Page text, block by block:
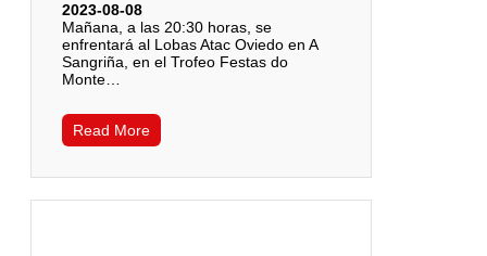
2023-08-08
Mañana, a las 20:30 horas, se
enfrentará al Lobas Atac Oviedo en A
Sangriña, en el Trofeo Festas do
Monte…
Read More